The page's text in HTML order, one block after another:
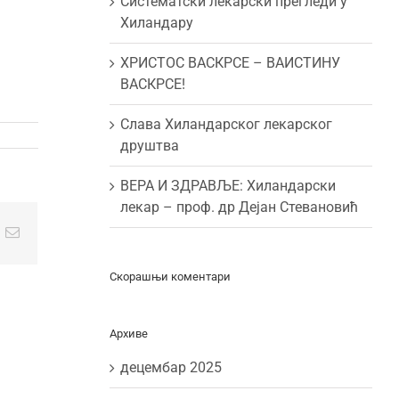
Email
Хиландару
ХРИСТОС ВАСКРСЕ – ВАИСТИНУ
ВАСКРСЕ!
Слава Хиландарског лекарског
друштва
ВЕРА И ЗДРАВЉЕ: Хиландарски
лекар – проф. др Дејан Стевановић
Скорашњи коментари
Архиве
децембар 2025